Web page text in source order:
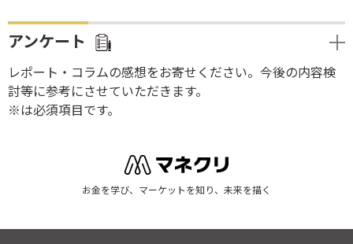
アンケート
レポート・コラムの感想をお寄せください。今後の内容検
討等に参考にさせていただきます。
※は必須項目です。
お金を学び、マーケットを知り、未来を描く